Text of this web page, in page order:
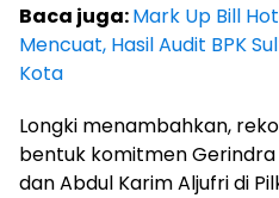
Baca juga:Mark Up Bill
Mencuat, Hasil Audit BPK
Kota
Longki menambahkan,
bentuk komitmen
dan Abdul Karim Aljufri di